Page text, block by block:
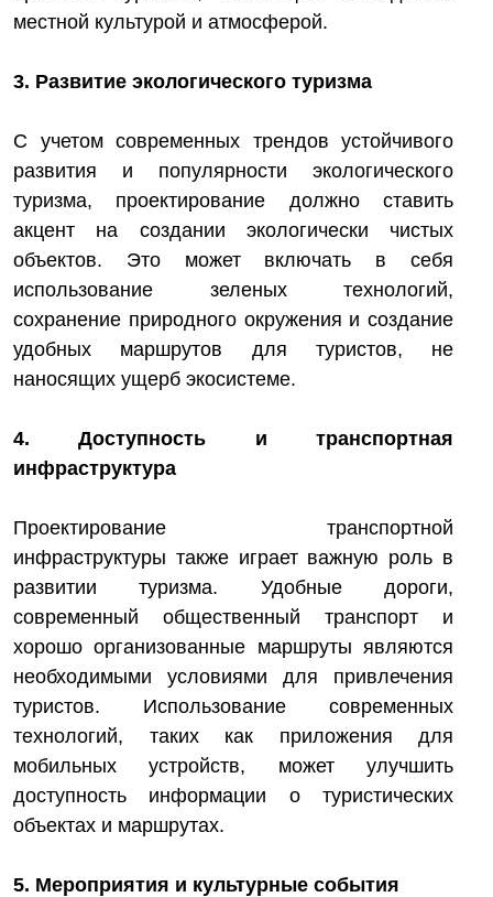
местной культурой и атмосферой.
3. Развитие экологического туризма
С учетом современных трендов устойчивого
развития и популярности экологического
туризма, проектирование должно ставить
акцент на создании экологически чистых
объектов. Это может включать в себя
использование зеленых технологий,
сохранение природного окружения и создание
удобных маршрутов для туристов, не
наносящих ущерб экосистеме.
4. Доступность и транспортная
инфраструктура
Проектирование транспортной
инфраструктуры также играет важную роль в
развитии туризма. Удобные дороги,
современный общественный транспорт и
хорошо организованные маршруты являются
необходимыми условиями для привлечения
туристов. Использование современных
технологий, таких как приложения для
мобильных устройств, может улучшить
доступность информации о туристических
объектах и маршрутах.
5. Мероприятия и культурные события